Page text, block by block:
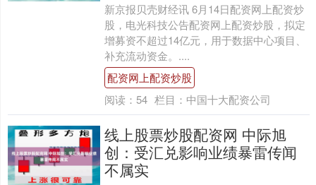
新京报贝壳财经讯 6月14日配资网上配资炒
股，电光科技公告配资网上配资炒股，拟定
增募资不超过14亿元，用于数据中心项目、
补充流动资金。....
配资网上配资炒股
阅读： 54 栏目： 中国十大配资公司
线上股票炒股配资网 中际旭
创：受汇兑影响业绩暴雷传闻
不属实